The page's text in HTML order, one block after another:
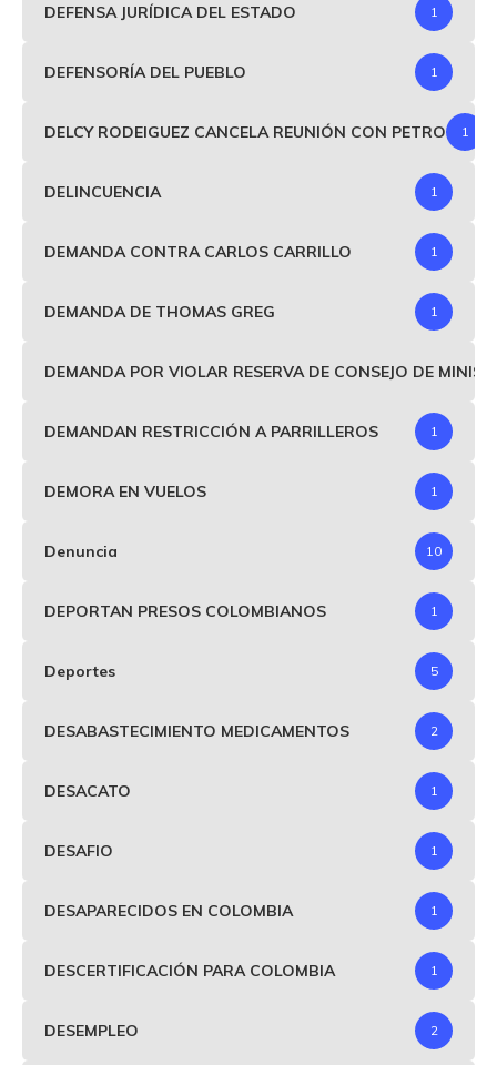
DEFENSA JURÍDICA DEL ESTADO 1
DEFENSORÍA DEL PUEBLO 1
DELCY RODEIGUEZ CANCELA REUNIÓN CON PETRO 1
DELINCUENCIA 1
DEMANDA CONTRA CARLOS CARRILLO 1
DEMANDA DE THOMAS GREG 1
DEMANDA POR VIOLAR RESERVA DE CONSEJO DE
DEMANDAN RESTRICCIÓN A PARRILLEROS 1
DEMORA EN VUELOS 1
Denuncia 10
DEPORTAN PRESOS COLOMBIANOS 1
Deportes 5
DESABASTECIMIENTO MEDICAMENTOS 2
DESACATO 1
DESAFIO 1
DESAPARECIDOS EN COLOMBIA 1
DESCERTIFICACIÓN PARA COLOMBIA 1
DESEMPLEO 2